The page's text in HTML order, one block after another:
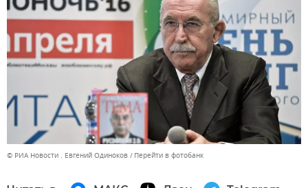
© РИА Новости . Евгений Одиноков Перейти в фотобанк